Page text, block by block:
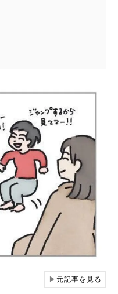
▶元記事を見る